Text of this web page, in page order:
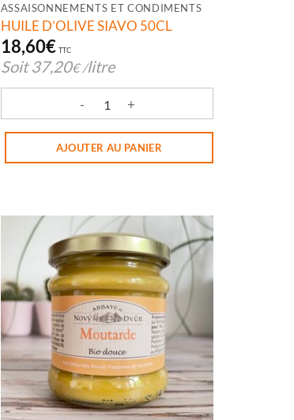
ASSAISONNEMENTS ET CONDIMENTS
HUILE D’OLIVE SIAVO 50CL
18,60€ TTC
Soit 37,20€ /litre
quantité de HUILE D'OLIVE SIAVO 50CL
AJOUTER AU PANIER